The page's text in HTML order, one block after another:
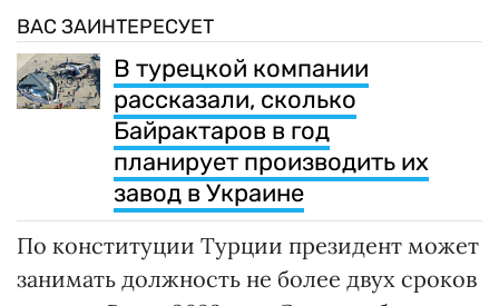
ВАС ЗАИНТЕРЕСУЕТ
В турецкой компании
рассказали, сколько
Байрактаров в год
планирует производить их
завод в Украине
По конституции Турции президент может
занимать должность не более двух сроков